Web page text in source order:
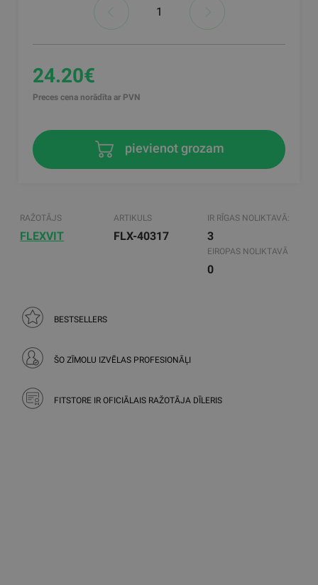
24.20€
Preces cena norādīta ar PVN
pievienot grozam
RAŽOTĀJS
FLEXVIT
ARTIKULS
FLX-40317
IR RĪGAS NOLIKTAVĀ:
3
EIROPAS NOLIKTAVĀ
0
BESTSELLERS
ŠO ZĪMOLU IZVĒLAS PROFESIONĀĻI
FITSTORE IR OFICIĀLAIS RAŽOTĀJA DĪLERIS